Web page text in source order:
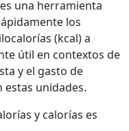
es una herramienta
los
(kcal) a
útil en contextos de
y el gasto de
estas unidades.
y calorías es